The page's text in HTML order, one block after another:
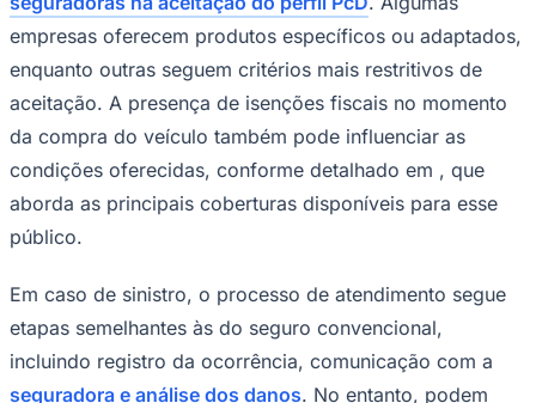
São Paulo
empresas oferecem produtos específicos ou adaptados,
enquanto outras seguem critérios mais restritivos de
aceitação. A presença de isenções fiscais no momento
da compra do veículo também pode influenciar as
condições oferecidas, conforme detalhado em , que
aborda as principais coberturas disponíveis para esse
público.
Em caso de sinistro, o processo de atendimento segue
etapas semelhantes às do seguro convencional,
incluindo registro da ocorrência, comunicação com a
seguradora e análise dos danos. No entanto, podem